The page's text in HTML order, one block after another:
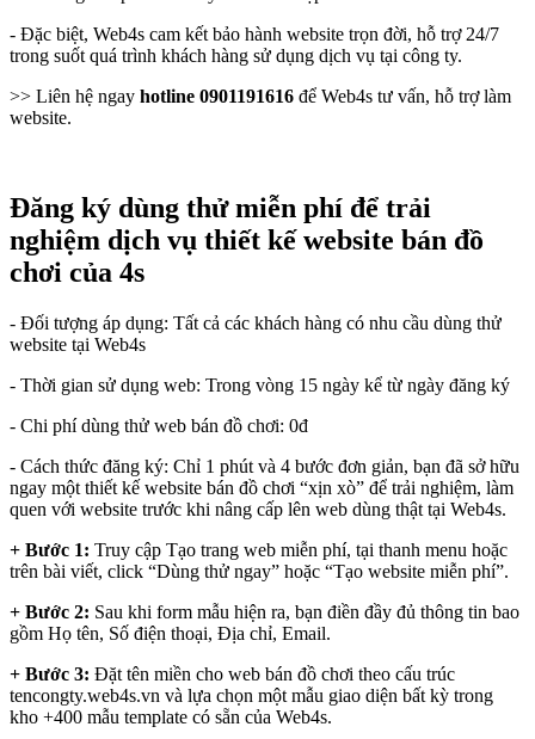
- Đặc biệt, Web4s cam kết bảo hành website trọn đời, hỗ trợ 24/7
trong suốt quá trình khách hàng sử dụng dịch vụ tại công ty.
>> Liên hệ ngay hotline 0901191616 để Web4s tư vấn, hỗ trợ làm
website.
Đăng ký dùng thử miễn phí để trải
nghiệm dịch vụ thiết kế website bán đồ
chơi của 4s
- Đối tượng áp dụng: Tất cả các khách hàng có nhu cầu dùng thử
website tại Web4s
- Thời gian sử dụng web: Trong vòng 15 ngày kể từ ngày đăng ký
- Chi phí dùng thử web bán đồ chơi: 0đ
- Cách thức đăng ký: Chỉ 1 phút và 4 bước đơn giản, bạn đã sở hữu
ngay một thiết kế website bán đồ chơi “xịn xò” để trải nghiệm, làm
quen với website trước khi nâng cấp lên web dùng thật tại Web4s.
+ Bước 1: Truy cập Tạo trang web miễn phí, tại thanh menu hoặc
trên bài viết, click “Dùng thử ngay” hoặc “Tạo website miễn phí”.
+ Bước 2: Sau khi form mẫu hiện ra, bạn điền đầy đủ thông tin bao
gồm Họ tên, Số điện thoại, Địa chỉ, Email.
+ Bước 3: Đặt tên miền cho web bán đồ chơi theo cấu trúc
tencongty.web4s.vn và lựa chọn một mẫu giao diện bất kỳ trong
kho +400 mẫu template có sẵn của Web4s.